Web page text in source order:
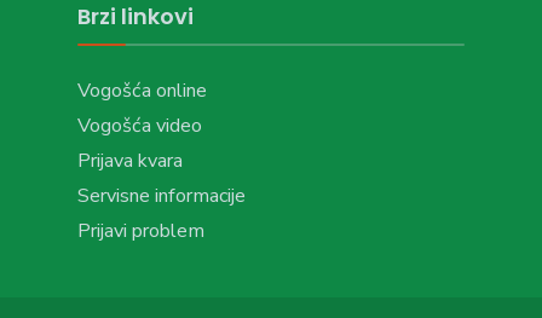
Brzi linkovi
Vogošća online
Vogošća video
Prijava kvara
Servisne informacije
Prijavi problem